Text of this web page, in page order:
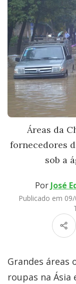
Áreas da
fornecedores
sob a
Por José
Publicado em
Grandes áreas
roupas na Ásia